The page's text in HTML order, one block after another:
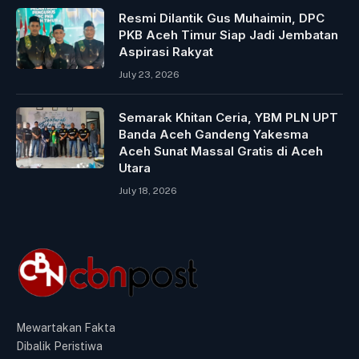
Resmi Dilantik Gus Muhaimin, DPC
PKB Aceh Timur Siap Jadi Jembatan
Aspirasi Rakyat
July 23, 2026
Semarak Khitan Ceria, YBM PLN UPT
Banda Aceh Gandeng Yakesma
Aceh Sunat Massal Gratis di Aceh
Utara
July 18, 2026
Mewartakan Fakta
Dibalik Peristiwa